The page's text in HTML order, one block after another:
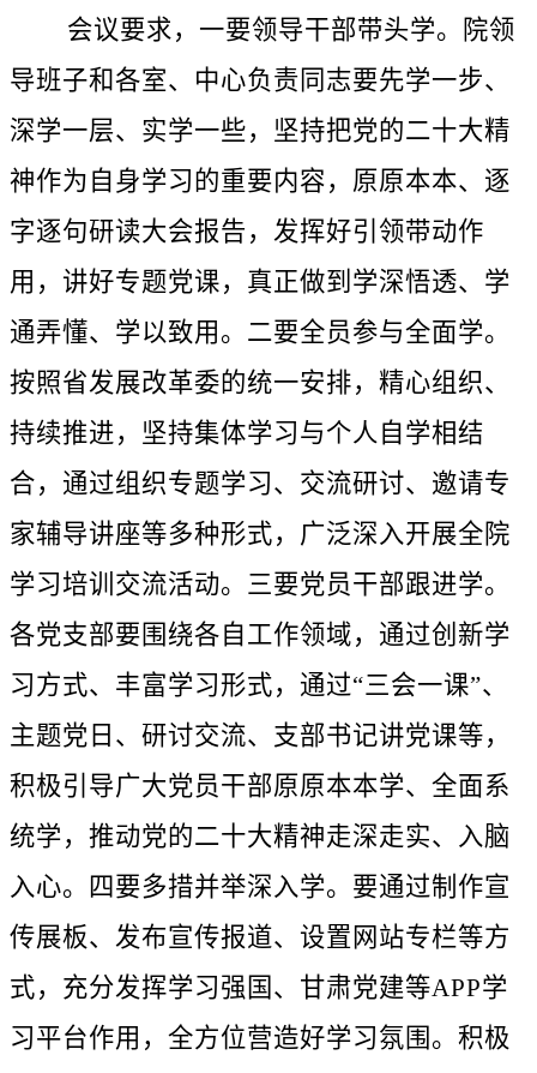
会议要求，一要领导干部带头学。院领
导班子和各室、中心负责同志要先学一步、
深学一层、实学一些，坚持把党的二十大精
神作为自身学习的重要内容，原原本本、逐
字逐句研读大会报告，发挥好引领带动作
用，讲好专题党课，真正做到学深悟透、学
通弄懂、学以致用。二要全员参与全面学。
按照省发展改革委的统一安排，精心组织、
持续推进，坚持集体学习与个人自学相结
合，通过组织专题学习、交流研讨、邀请专
家辅导讲座等多种形式，广泛深入开展全院
学习培训交流活动。三要党员干部跟进学。
各党支部要围绕各自工作领域，通过创新学
习方式、丰富学习形式，通过“三会一课”、
主题党日、研讨交流、支部书记讲党课等，
积极引导广大党员干部原原本本学、全面系
统学，推动党的二十大精神走深走实、入脑
入心。四要多措并举深入学。要通过制作宣
传展板、发布宣传报道、设置网站专栏等方
式，充分发挥学习强国、甘肃党建等APP学
习平台作用，全方位营造好学习氛围。积极